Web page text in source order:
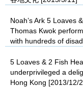
Noah’s Ark 5 Loaves
Thomas Kwok
with hundreds of
5 Loaves & 2 Fish
underprivileged a
Hong Kong [2013/12/